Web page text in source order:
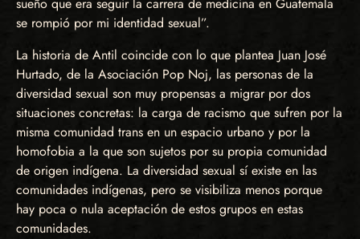
sueño que era seguir la carrera de medicina en Guatemala
se rompió por mi identidad sexual”.
La historia de Antil coincide con lo que plantea Juan José
Hurtado, de la Asociación Pop Noj, las personas de la
diversidad sexual son muy propensas a migrar por dos
situaciones concretas: la carga de racismo que sufren por la
misma comunidad trans en un espacio urbano y por la
homofobia a la que son sujetos por su propia comunidad
de origen indígena. La diversidad sexual sí existe en las
comunidades indígenas, pero se visibiliza menos porque
hay poca o nula aceptación de estos grupos en estas
comunidades.